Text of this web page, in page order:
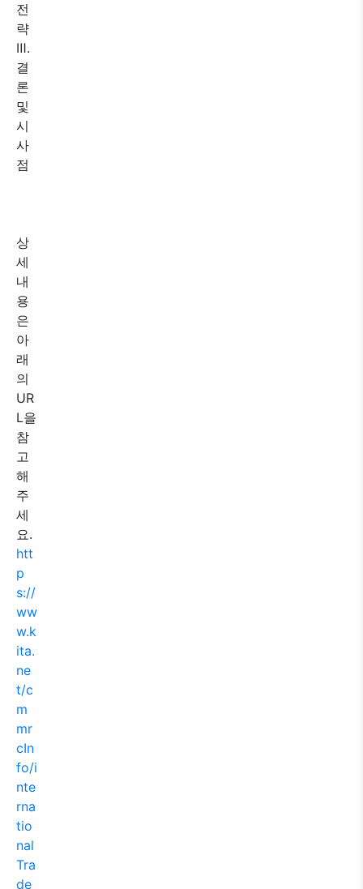
전
략
Ⅲ.
결
론
및
시
사
점
상
세
내
용
은
아
래
의
UR
L을
참
고
해
주
세
요.
htt
p
s://
ww
w.k
ita.
ne
t/c
m
mr
cIn
fo/i
nte
rna
tio
nal
Tra
de